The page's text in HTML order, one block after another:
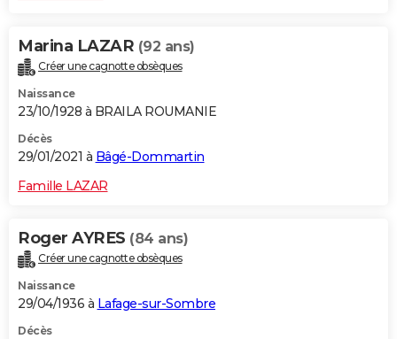
Marina LAZAR (92 ans)
Créer une cagnotte obsèques
Naissance
23/10/1928 à BRAILA ROUMANIE
Décès
29/01/2021 à Bâgé-Dommartin
Famille LAZAR
Roger AYRES (84 ans)
Créer une cagnotte obsèques
Naissance
29/04/1936 à Lafage-sur-Sombre
Décès